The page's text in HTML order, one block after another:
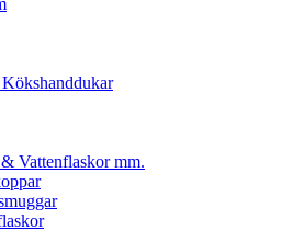
Vattenflaskor mm.